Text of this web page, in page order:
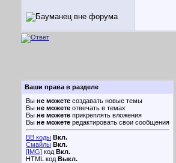
Ваши права в разделе
Вы не можете создавать новые темы
Вы не можете отвечать в темах
Вы не можете прикреплять вложения
Вы не можете редактировать свои сообщения
BB коды Вкл.
Смайлы Вкл.
[IMG] код Вкл.
HTML код Выкл.